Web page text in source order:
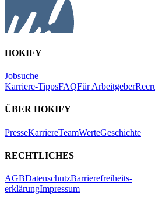
HOKIFY
Jobsuche
Karriere-TippsFAQFür Arbeitgeber
ÜBER HOKIFY
PresseKarriereTeamWerteGeschichte
RECHTLICHES
AGBDatenschutzBarrierefreiheits-
erklärungImpressum